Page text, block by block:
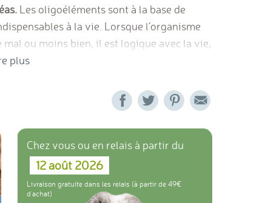
Les oligoéléments sont à la base de
à la vie. Lorsque l’organisme
ou moins bien, il est logique avec la vie,
: les oligoéléments. Le but de
plus
Chez vous ou en relais à partir du
12 août 2026
Livraison gratuite dans les relais (à partir de 49
d'achat)